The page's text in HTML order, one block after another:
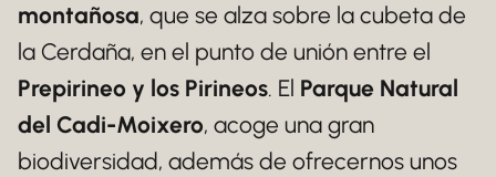
montañosa, que se alza sobre la cubeta de
la Cerdaña, en el punto de unión entre el
Prepirineo y los Pirineos. El Parque Natural
del Cadi-Moixero, acoge una gran
biodiversidad, además de ofrecernos unos